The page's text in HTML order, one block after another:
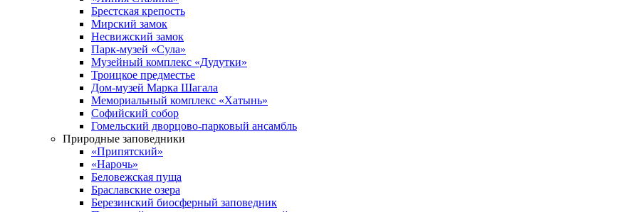
Брестская крепость
Мирский замок
Несвижский замок
Парк-музей «Сула»
Музейный комплекс «Дудутки»
Троицкое предместье
Дом-музей Марка Шагала
Мемориальный комплекс «Хатынь»
Софийский собор
Гомельский дворцово-парковый ансамбль
Природные заповедники
«Припятский»
«Нарочь»
Беловежская пуща
Браславские озера
Березинский биосферный заповедник